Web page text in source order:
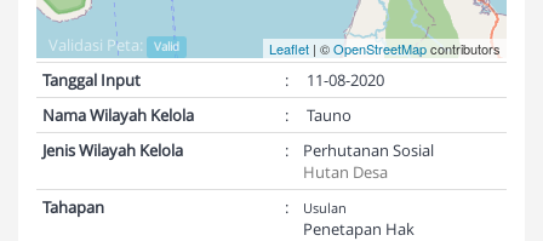
Leaflet | ©OpenStreetMapcontributors
Validasi Peta: Valid
Tanggal Input :
11-08-2020
Nama Wilayah Kelola
:
Tauno
Jenis Wilayah Kelola
:
Perhutanan Sosial
Hutan Desa
Tahapan
: Usulan
Penetapan Hak